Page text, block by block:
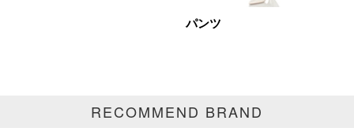
シルバーパンツ
RECOMMEND BRAND